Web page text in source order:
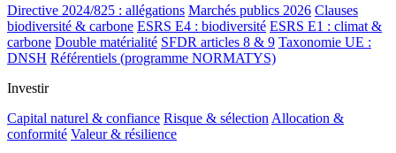
Directive 2024/825 : allégations Marchés publics 2026 Clauses
biodiversité & carbone ESRS E4 : biodiversité ESRS E1 : climat &
carbone Double matérialité SFDR articles 8 & 9 Taxonomie UE :
DNSH Référentiels (programme NORMATYS)
Investir
Capital naturel & confiance Risque & sélection Allocation &
conformité Valeur & résilience